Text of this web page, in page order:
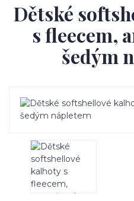
Dětské
s fleecem,
šedým